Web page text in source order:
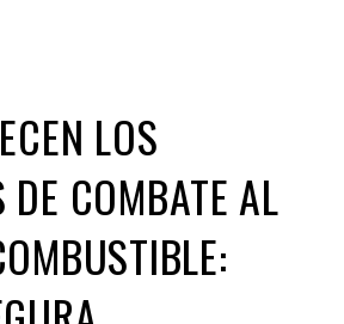
LOS
DE COMBATE AL